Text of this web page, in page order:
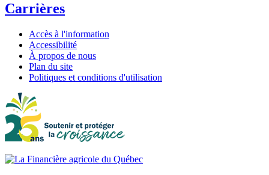
Carrières
Accès à l'information
Accessibilité
À propos de nous
Plan du site
Politiques et conditions d'utilisation